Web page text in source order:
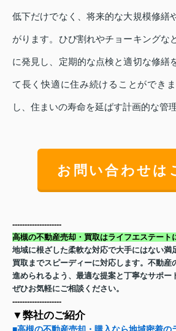
低下だけでなく、将来的な大規模修繕
がります。ひび割れやチョーキングな
に発見し、定期的な点検と適切な修繕
て長く快適に住み続けることができ
し、住まいの寿命を延ばす計画的な管
お問い合わせは
--------------------
高槻の不動産売却・買取はライフエステート
地域に根ざした柔軟な対応で大手にはない満
買取までスピーディーに対応します。不動産
進められるよう、最適な提案と丁寧なサポー
ぜひお気軽にご相談ください。
--------------------
▼弊社のご紹介